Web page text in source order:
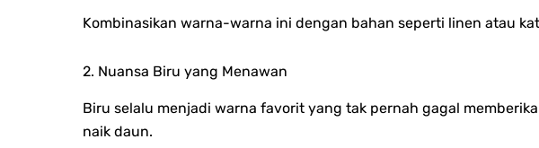
Kombinasikan warna-warna ini dengan bahan seperti linen atau
2. Nuansa Biru yang Menawan
Biru selalu menjadi warna favorit yang tak pernah gagal
naik daun.